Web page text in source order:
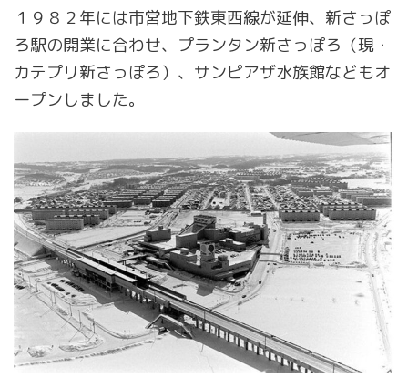
１９８２年には市営地下鉄東西線が延伸、新さっぽ
ろ駅の開業に合わせ、プランタン新さっぽろ（現・
カテプリ新さっぽろ）、サンピアザ水族館などもオ
ープンしました。